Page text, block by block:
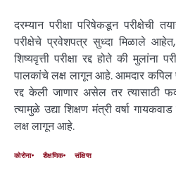
दरम्यान परीक्षा परिषेकडून परीक्षेची
परीक्षेचे प्रवेशपत्र सुध्दा मिळाले
शिष्यवृत्ती परीक्षा रद्द होते की मुलांना
पालकांचे लक्ष लागून आहे. आमदार कपिल
रद्द केली जाणार असेल तर त्यासाठी
त्यामुळे उद्या शिक्षण मंत्री वर्षा
लक्ष लागून आहे.
कोरोना शैक्षणिक संक्षिप्त